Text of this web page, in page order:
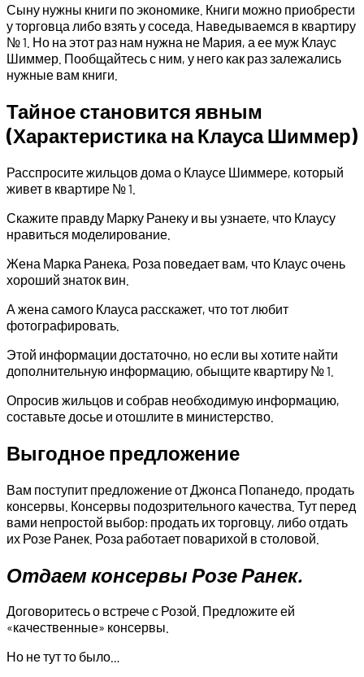
Сыну нужны книги по экономике. Книги можно приобрести
у торговца либо взять у соседа. Наведываемся в квартиру
№ 1. Но на этот раз нам нужна не Мария, а ее муж Клаус
Шиммер. Пообщайтесь с ним, у него как раз залежались
нужные вам книги.
Тайное становится явным
(Характеристика на Клауса Шиммер)
Расспросите жильцов дома о Клаусе Шиммере, который
живет в квартире № 1.
Скажите правду Марку Ранеку и вы узнаете, что Клаусу
нравиться моделирование.
Жена Марка Ранека, Роза поведает вам, что Клаус очень
хороший знаток вин.
А жена самого Клауса расскажет, что тот любит
фотографировать.
Этой информации достаточно, но если вы хотите найти
дополнительную информацию, обыщите квартиру № 1.
Опросив жильцов и собрав необходимую информацию,
составьте досье и отошлите в министерство.
Выгодное предложение
Вам поступит предложение от Джонса Попанедо, продать
консервы. Консервы подозрительного качества. Тут перед
вами непростой выбор: продать их торговцу, либо отдать
их Розе Ранек. Роза работает поварихой в столовой.
Отдаем консервы Розе Ранек.
Договоритесь о встрече с Розой. Предложите ей
«качественные» консервы.
Но не тут то было…